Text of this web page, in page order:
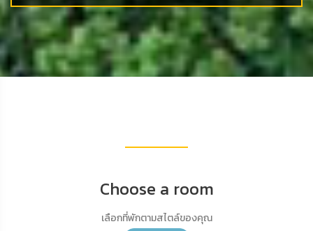
Choose a room
เลือกที่พักตามสไตล์ของคุณ